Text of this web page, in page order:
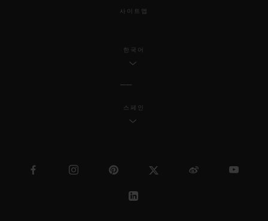
사이트맵
한국어
스페인